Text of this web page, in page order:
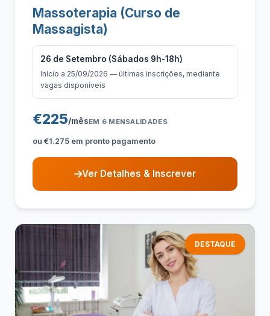
Massoterapia (Curso de
Massagista)
26 de Setembro (Sábados 9h-18h)
Início a 25/09/2026 — últimas inscrições, mediante
vagas disponíveis
€225/mêsEM 6 MENSALIDADES
ou €1.275 em pronto pagamento
Ver Detalhes & Inscrever
DESTAQUE